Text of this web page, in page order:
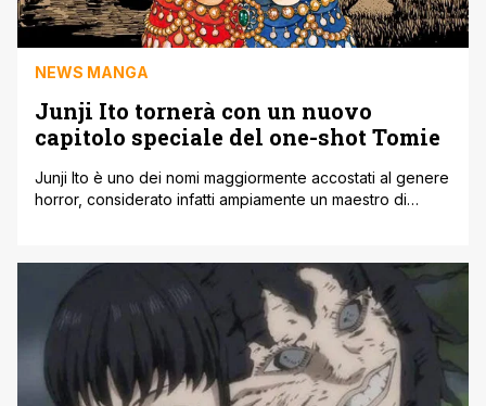
NEWS MANGA
Junji Ito tornerà con un nuovo
capitolo speciale del one-shot Tomie
Junji Ito è uno dei nomi maggiormente accostati al genere
horror, considerato infatti ampiamente un maestro di
maestro dell'horror si sia immerso in storie prestabilite,
nella sua lunga carriera lo ha portato a intrecciare storie di
terrore molto [']